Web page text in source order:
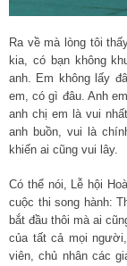
Ra về mà lòng tôi
kia, có bạn không
anh. Em không lấy
em, có gì đâu. Anh
anh chị em là vui
anh buồn, vui là
khiến ai cũng vui lây.
Có thể nói, Lễ hội
cuộc thi song hành:
bắt đầu thôi mà ai
của tất cả mọi
viên, chủ nhân các